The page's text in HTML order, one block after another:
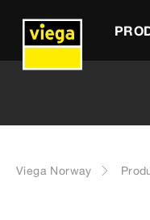
Viega Norway